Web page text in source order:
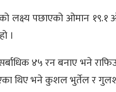
लक्ष्य पछाएको ओमान
।
४५ रन बनाए भने
थिए भने कुशल भुर्तेल र